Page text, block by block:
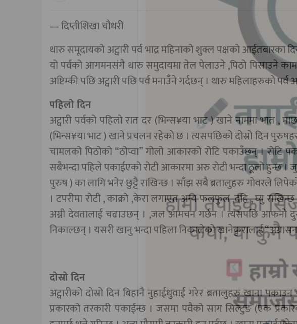
— दिप्तीशिखा चौधरी
थारु समूदायको अट्वारी पर्व भाद्र महिनाको शुक्ल पक्षको आईतबारका
यो पर्वको आगमनसंगै थारु समुदायमा तेल पेलाउने ,पिठो पिसाउने
अष्टिम्की पछि अट्वारी पछि पर्व मनाउँने गर्दछन् । थारु महिलाहरुको पर्व
पहिलो दिन
अट्वारी पर्वको पहिलो रात दर (भिन्स¥या भाट ) खाने नाममा भात ,
(भिन्स¥या भाट ) खाने प्रचलन रहेको छ । त्यसपछिको दोस्रो दिन
चामलको पिठोको “ठोप्वा” गोलो आकारको रोटि पकाउँछन् । रोटि
सबैभन्दा पहिले पकाईएको रोटी आकारमा अरु रोटी भन्दा ठूलो हुन्छ ।
पुरुष ) का लागि भनेर छुट्टै राखिन्छ । साँझ सबै ब्रतालुहरु गोवरले
। टपरीमा रोटी , काक्रो ,केरा लगाएत अन्य फलफुल ,दहि , घ्यु
अग्नी देवतालाई चढाउछन् । ,जल आमचन गर्छन । त्यसपछि आफनो
निकाल्छन् । यसरी खानु भन्दा पहिला निकालेको खानेकुरालाई
दोस्रो दिन
अट्वारीको दोस्रो दिन बिहानै नुहाईधुवाई गरेर ब्रतालुहरु खाना
प्रकारको तरकारी पकाईन्छ । जसमा पवैको साग सिल्टुङ (एक